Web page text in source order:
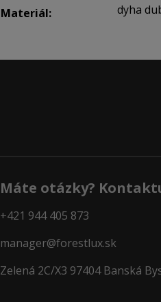
Materiál:
dyha
Máte otázky?
+421 944 405 873
manager@forestlux.sk
Zelená 2C/X3 97404 Banská